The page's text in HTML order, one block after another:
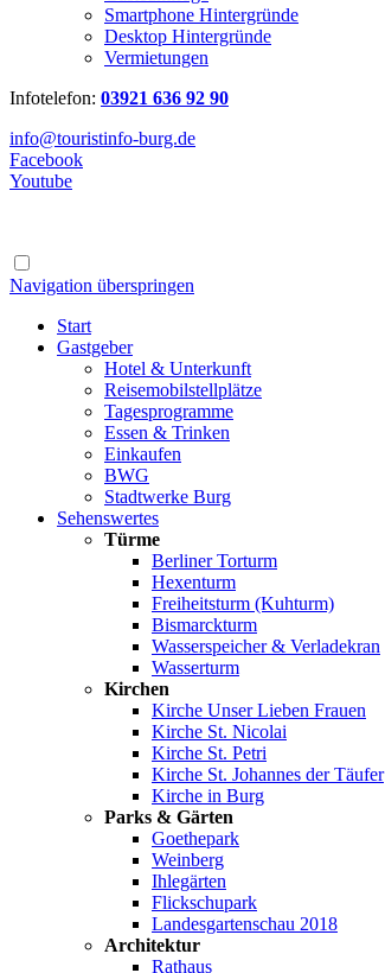
Smartphone Hintergründe
Desktop Hintergründe
Vermietungen
Infotelefon: 03921 636 92 90
info@touristinfo-burg.de
Facebook
Youtube
Navigation überspringen
Start
Gastgeber
Hotel & Unterkunft
Reisemobilstellplätze
Tagesprogramme
Essen & Trinken
Einkaufen
BWG
Stadtwerke Burg
Sehenswertes
Türme
Berliner Torturm
Hexenturm
Freiheitsturm (Kuhturm)
Bismarckturm
Wasserspeicher & Verladekran
Wasserturm
Kirchen
Kirche Unser Lieben Frauen
Kirche St. Nicolai
Kirche St. Petri
Kirche St. Johannes der Täufer
Kirche in Burg
Parks & Gärten
Goethepark
Weinberg
Ihlegärten
Flickschupark
Landesgartenschau 2018
Architektur
Rathaus